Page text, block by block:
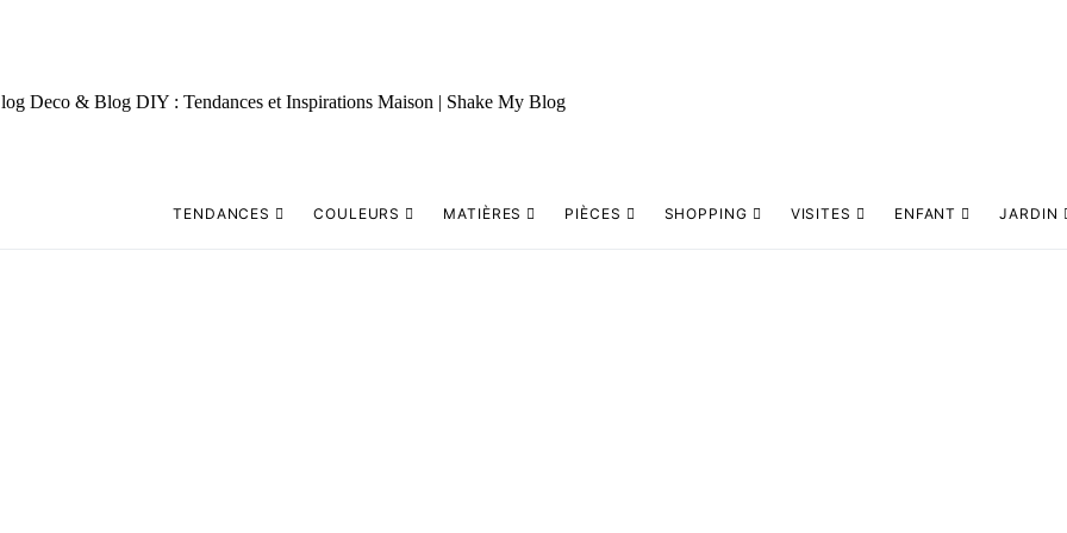
TENDANCES COULEURS MATIÈRES PIÈCES SHOPPING VISITES ENFANT JARDIN